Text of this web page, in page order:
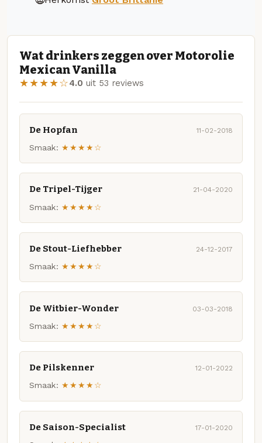
Wat drinkers zeggen over Motorolie
Mexican Vanilla
★★★★☆4.0 uit 53 reviews
De Hopfan 11-02-2018
Smaak: ★★★★☆
De Tripel-Tijger 21-04-2020
Smaak: ★★★★☆
De Stout-Liefhebber 24-12-2017
Smaak: ★★★★☆
De Witbier-Wonder 03-03-2018
Smaak: ★★★★☆
De Pilskenner 12-01-2022
Smaak: ★★★★☆
De Saison-Specialist 17-01-2020